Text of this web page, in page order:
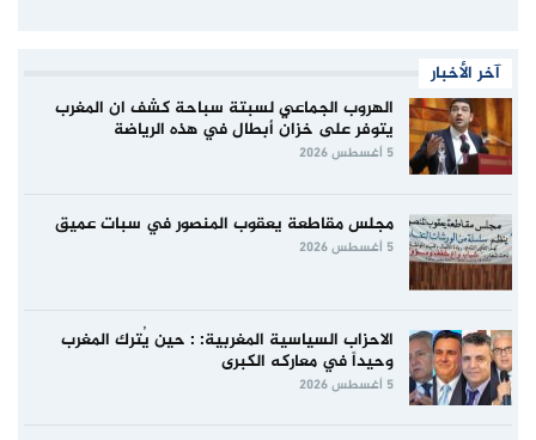
آخر الأخبار
الهروب الجماعي لسبتة سباحة كشف ان المغرب
يتوفر على خزان أبطال في هذه الرياضة
5 أغسطس 2026
مجلس مقاطعة يعقوب المنصور في سبات عميق
5 أغسطس 2026
الاحزاب السياسية المغربية: : حين يُترك المغرب
وحيداً في معاركه الكبرى
5 أغسطس 2026